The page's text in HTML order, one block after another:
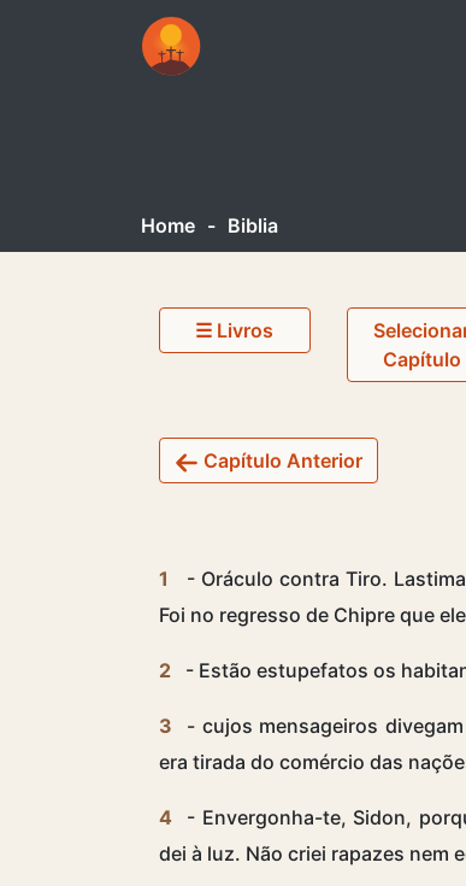
Home - Biblia
☰ Livros
Capítulo
Capítulo Anterior
1
- Oráculo contra Tiro.
Foi no regresso de Chipre que
2 - Estão estupefatos os
3
- cujos mensageiros
era tirada do comércio das
4
- Envergonha-te, Sidon,
dei à luz. Não criei rapazes nem